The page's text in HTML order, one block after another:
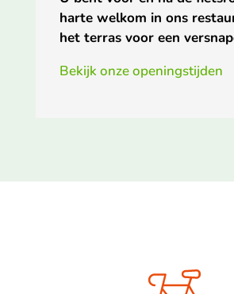
harte welkom in ons
het terras voor een
Bekijk onze openingstijden